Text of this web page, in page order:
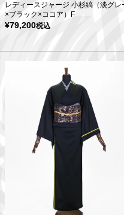
レディースジャージ 小杉縞（淡グレー
×ブラック×ココア）F
¥79,200税込